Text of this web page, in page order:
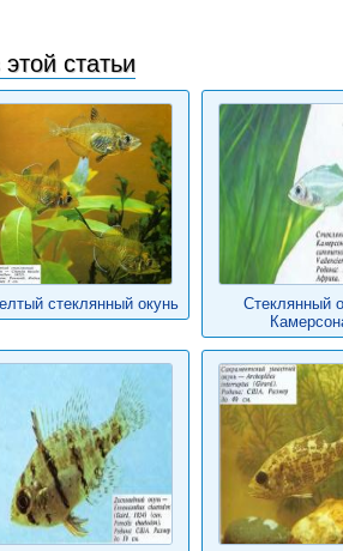
статьи
стеклянный окунь
Стеклянный